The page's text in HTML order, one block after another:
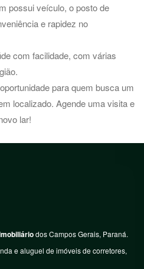
possui veículo, o posto de
e rapidez no
com facilidade, com várias
para quem busca um
localizado. Agende uma visita e
lar!
dos Campos Gerais, Paraná.
e aluguel de imóveis de corretores,